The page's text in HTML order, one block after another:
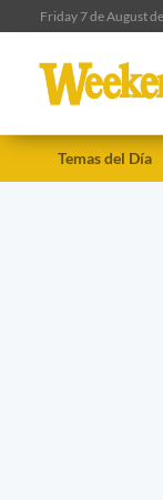
Friday 7 de August
Temas del Día